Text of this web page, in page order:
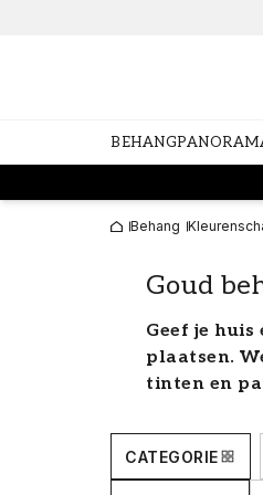
BEHANG
Behang
Goud
Geef je
plaatsen.
tinten en
voor goud
Welkom
CATEGORIE